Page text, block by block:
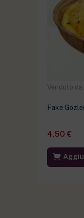
Venduto da:
Fake
4,50 €